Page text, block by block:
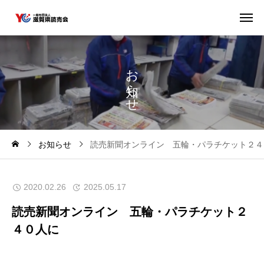
お
ら
せ
お知らせ 読売新聞オンライン 五輪・パラチケット２
2020.02.26 2025.05.17
読売新聞オンライン 五輪・パラチケット２
４０人に